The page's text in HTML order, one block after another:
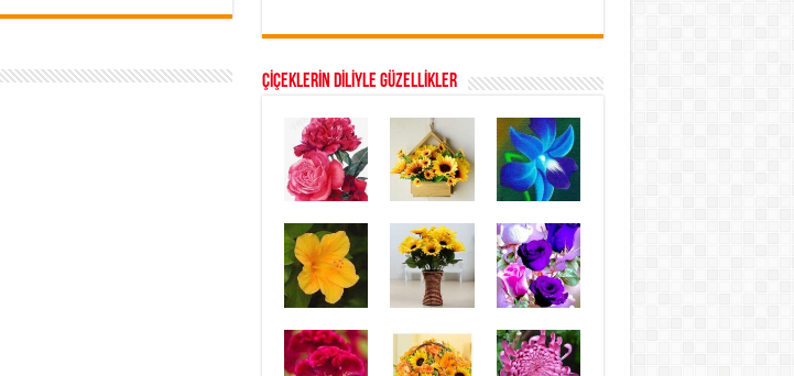
ÇİÇEKLERİN DİLİYLE GÜZELLİKLER